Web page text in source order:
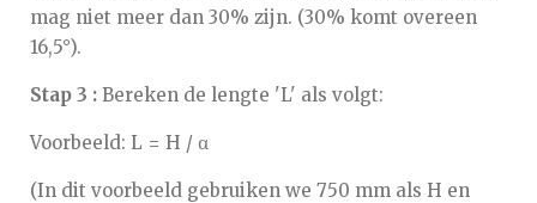
mag niet meer dan 30% zijn. (30% komt overeen
16,5°).
Stap 3 : Bereken de lengte 'L' als volgt:
Voorbeeld: L = H / α
(In dit voorbeeld gebruiken we 750 mm als H en